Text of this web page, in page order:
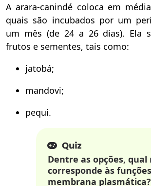
A arara-canindé coloca em
quais são incubados por um
um mês (de 24 a 26 dias). Ela
frutos e sementes, tais como:
jatobá;
mandovi;
pequi.
Dentre as opções, qual
corresponde às
membrana plasmática?